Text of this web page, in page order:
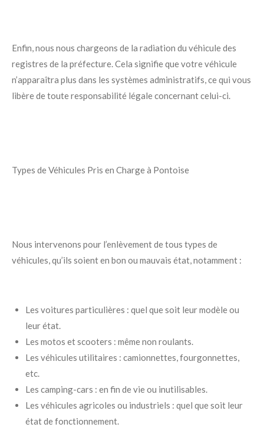
Enfin, nous nous chargeons de la radiation du véhicule des
registres de la préfecture. Cela signifie que votre véhicule
n’apparaîtra plus dans les systèmes administratifs, ce qui vous
libère de toute responsabilité légale concernant celui-ci.
Types de Véhicules Pris en Charge à Pontoise
Nous intervenons pour l’enlèvement de tous types de
véhicules, qu’ils soient en bon ou mauvais état, notamment :
Les voitures particulières : quel que soit leur modèle ou
leur état.
Les motos et scooters : même non roulants.
Les véhicules utilitaires : camionnettes, fourgonnettes,
etc.
Les camping-cars : en fin de vie ou inutilisables.
Les véhicules agricoles ou industriels : quel que soit leur
état de fonctionnement.